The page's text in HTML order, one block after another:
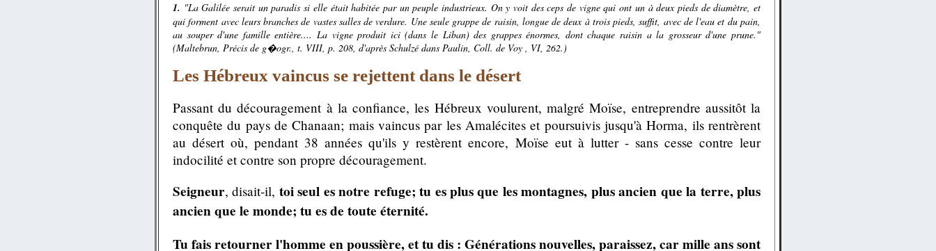
1. "La Galilée serait un paradis si elle était habitée par un peuple industrieux. On y voit des ceps de vigne qui ont un à deux pieds de diamètre, et
qui forment avec leurs branches de vastes salles de verdure. Une seule grappe de raisin, longue de deux à trois pieds, suffit, avec de l'eau et du pain,
au souper d'une famille entière.... La vigne produit ici (dans le Liban) des grappes énormes, dont chaque raisin a la grosseur d'une prune."
(Maltebrun, Précis de g�ogr., t. VIII, p. 208, d'après Schulzé dans Paulin, Coll. de Voy , VI, 262.)
Les Hébreux vaincus se rejettent dans le désert
Passant du découragement à la confiance, les Hébreux voulurent, malgré Moïse, entreprendre aussitôt la
conquête du pays de Chanaan; mais vaincus par les Amalécites et poursuivis jusqu'à Horma, ils rentrèrent
au désert où, pendant 38 années qu'ils y restèrent encore, Moïse eut à lutter - sans cesse contre leur
indocilité et contre son propre découragement.
Seigneur, disait-il, toi seul es notre refuge; tu es plus que les montagnes, plus ancien que la terre, plus
ancien que le monde; tu es de toute éternité.
Tu fais retourner l'homme en poussière, et tu dis : Générations nouvelles, paraissez, car mille ans sont